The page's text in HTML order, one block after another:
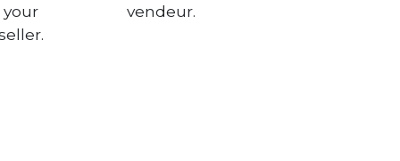
your
vendeur.